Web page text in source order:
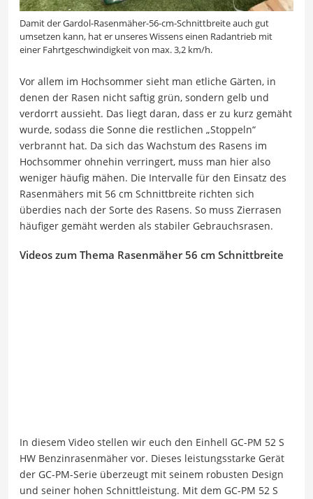
Damit der Gardol-Rasenmäher-56-cm-Schnittbreite auch gut
umsetzen kann, hat er unseres Wissens einen Radantrieb mit
einer Fahrtgeschwindigkeit von max. 3,2 km/h.
Vor allem im Hochsommer sieht man etliche Gärten, in
denen der Rasen nicht saftig grün, sondern gelb und
verdorrt aussieht. Das liegt daran, dass er zu kurz gemäht
wurde, sodass die Sonne die restlichen „Stoppeln“
verbrannt hat. Da sich das Wachstum des Rasens im
Hochsommer ohnehin verringert, muss man hier also
weniger häufig mähen. Die Intervalle für den Einsatz des
Rasenmähers mit 56 cm Schnittbreite richten sich
überdies nach der Sorte des Rasens. So muss Zierrasen
häufiger gemäht werden als stabiler Gebrauchsrasen.
Videos zum Thema Rasenmäher 56 cm Schnittbreite
In diesem Video stellen wir euch den Einhell GC-PM 52 S
HW Benzinrasenmäher vor. Dieses leistungsstarke Gerät
der GC-PM-Serie überzeugt mit seinem robusten Design
und seiner hohen Schnittleistung. Mit dem GC-PM 52 S